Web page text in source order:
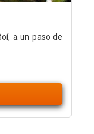
a un paso de